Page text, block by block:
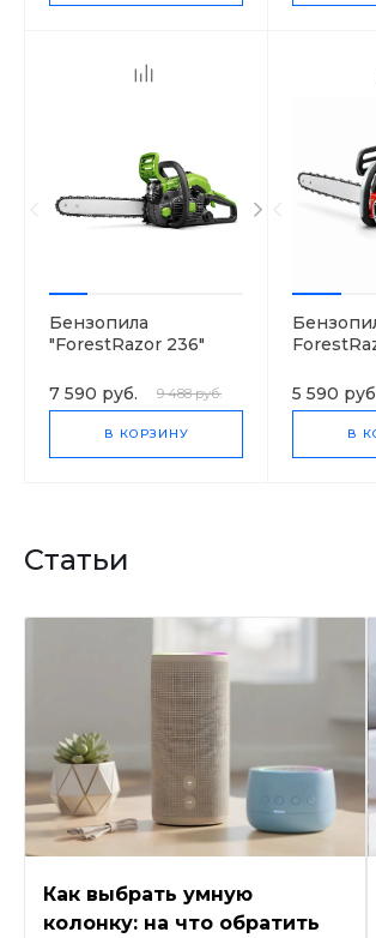
Бензопила
"ForestRazor 236"
7 590 руб. 9 488 руб.
В КОРЗИНУ
5 590
В
Статьи
Как выбрать умную
колонку: на что обратить